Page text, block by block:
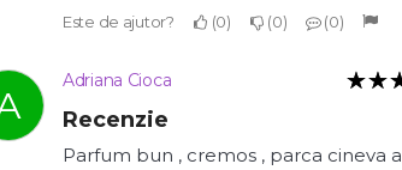
Este de ajutor? 0 0 0
Adriana Cioca
Recenzie
Parfum bun , cremos , parca cineva